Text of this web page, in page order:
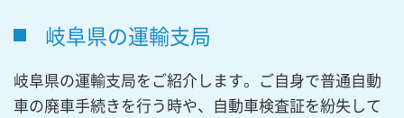
岐阜県の運輸支局
岐阜県の運輸支局をご紹介します。ご自身で普通自動
車の廃車手続きを行う時や、自動車検査証を紛失して